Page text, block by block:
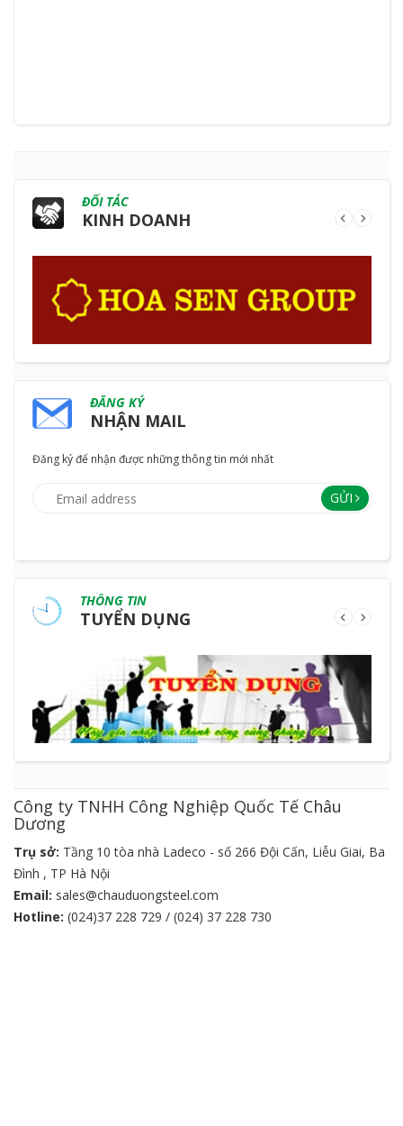
ĐỐI TÁC
KINH DOANH
ĐĂNG KÝ
NHẬN MAIL
Đăng ký để nhận được những thông tin mới nhất
GỬI
THÔNG TIN
TUYỂN DỤNG
Công ty TNHH Công Nghiệp Quốc Tế Châu
Dương
Trụ sở: Tầng 10 tòa nhà Ladeco - số 266 Đội Cấn, Liễu Giai, Ba
Đình , TP Hà Nội
Email: sales@chauduongsteel.com
Hotline: (024)37 228 729 / (024) 37 228 730